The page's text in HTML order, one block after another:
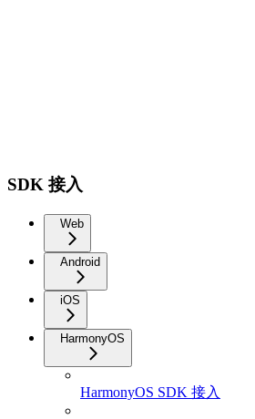
SDK 接入
Web
Android
iOS
HarmonyOS
HarmonyOS SDK 接入